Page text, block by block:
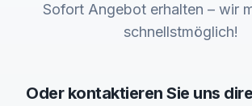
Sofort Angebot erhalten – wir
schnellstmöglich!
Oder kontaktieren Sie uns